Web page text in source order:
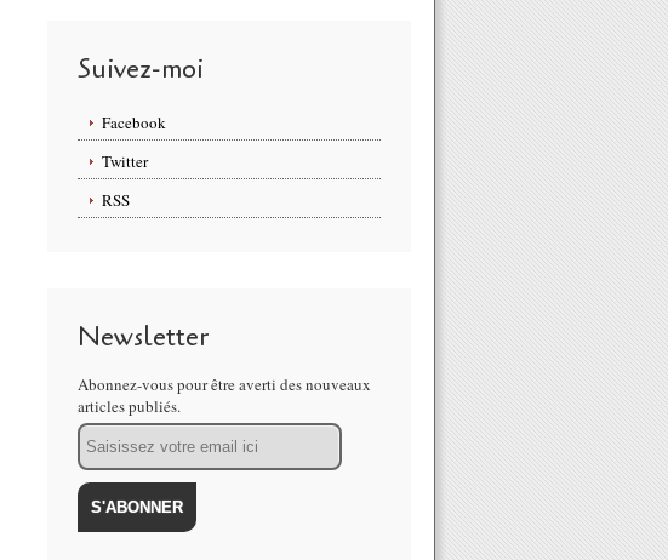
Suivez-moi
Facebook
Twitter
RSS
Newsletter
Abonnez-vous pour être averti des nouveaux
articles publiés.
Email